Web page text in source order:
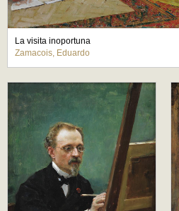
La visita inoportuna
Zamacois, Eduardo